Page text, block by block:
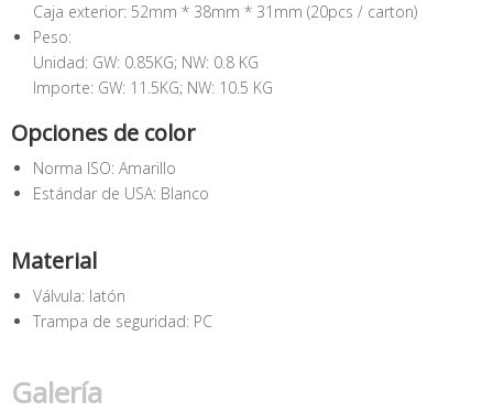
Caja exterior: 52mm * 38mm * 31mm (20pcs / carton)
Peso:
Unidad: GW: 0.85KG; NW: 0.8 KG
Importe: GW: 11.5KG; NW: 10.5 KG
Opciones de color
Norma ISO: Amarillo
Estándar de USA: Blanco
Material
Válvula: latón
Trampa de seguridad: PC
Galería